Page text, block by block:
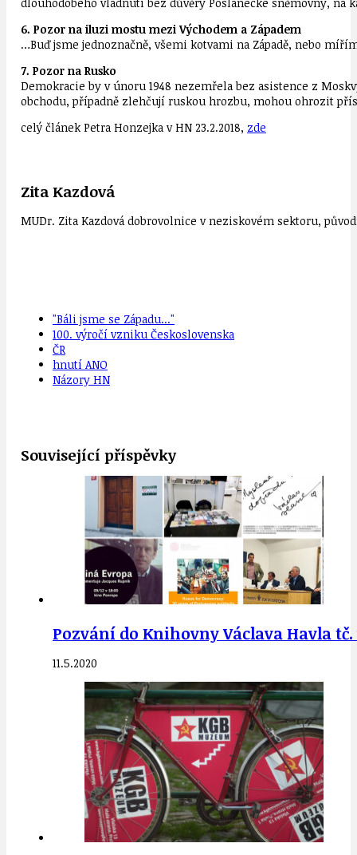
6. Pozor na iluzi mostu mezi Východem a Západem
…Buď jsme jednoznačně, všemi kotvami na Západě, nebo
7. Pozor na Rusko
Demokracie by v únoru 1948 nezemřela bez asistence z
obchodu, případně zlehčují ruskou hrozbu, mohou ohrozit
celý článek Petra Honzejka v HN 23.2.2018, zde
Zita Kazdová
MUDr. Zita Kazdová dobrovolnice v neziskovém sektoru,
"Báli jsme se Západu..."
100. výročí vzniku Československa
ČR
hnutí ANO
Názory HN
Související příspěvky
Pozvání do Knihovny Václava Havla
11.5.2020